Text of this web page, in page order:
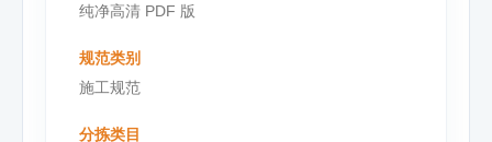
纯净高清 PDF 版
规范类别
施工规范
分拣类目